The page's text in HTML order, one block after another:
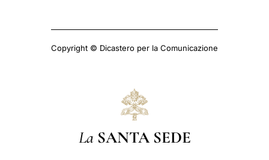
Copyright © Dicastero per la Comunicazione
La SANTA SEDE